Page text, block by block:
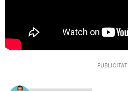
T
PUBLICITAT